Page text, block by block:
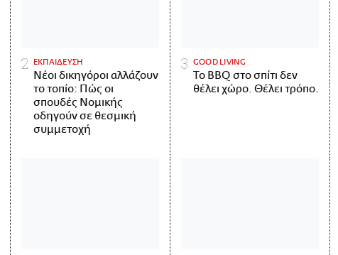
ΕΚΠΑΙΔΕΥΣΗ
Νέοι δικηγόροι αλλάζουν
το τοπίο: Πώς οι
σπουδές Νομικής
οδηγούν σε θεσμική
συμμετοχή
GOOD LIVING
Το BBQ στο σπίτι δεν
θέλει χώρο. Θέλει τρόπο.